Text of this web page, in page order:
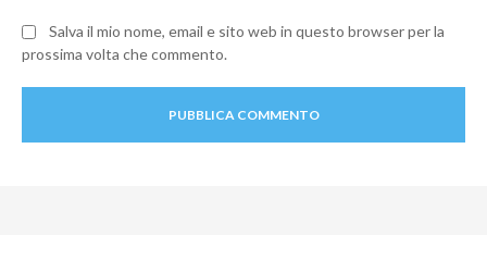
Salva il mio nome, email e sito web in questo browser per la
prossima volta che commento.